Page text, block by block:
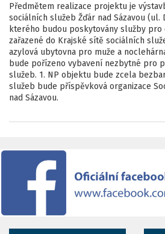
Předmětem realizace projektu je
sociálních služeb Žďár nad Sázavou (ul.
kterého budou poskytovány služby
zařazené do Krajské sítě sociálních
azylová ubytovna pro muže a
bude pořízeno vybavení nezbytné pro
služeb. 1. NP objektu bude zcela
služeb bude příspěvková organizace
nad Sázavou.